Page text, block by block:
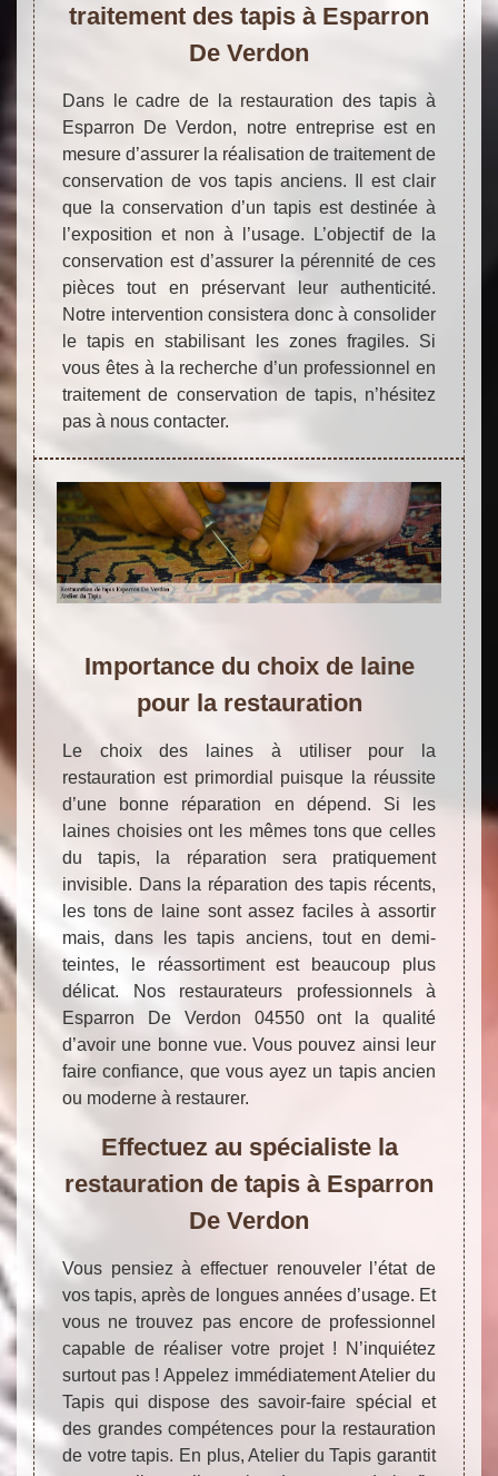
traitement des tapis à Esparron
De Verdon
Dans le cadre de la restauration des tapis à
Esparron De Verdon, notre entreprise est en
mesure d’assurer la réalisation de traitement de
conservation de vos tapis anciens. Il est clair
que la conservation d’un tapis est destinée à
l’exposition et non à l’usage. L’objectif de la
conservation est d’assurer la pérennité de ces
pièces tout en préservant leur authenticité.
Notre intervention consistera donc à consolider
le tapis en stabilisant les zones fragiles. Si
vous êtes à la recherche d’un professionnel en
traitement de conservation de tapis, n’hésitez
pas à nous contacter.
Importance du choix de laine
pour la restauration
Le choix des laines à utiliser pour la
restauration est primordial puisque la réussite
d’une bonne réparation en dépend. Si les
laines choisies ont les mêmes tons que celles
du tapis, la réparation sera pratiquement
invisible. Dans la réparation des tapis récents,
les tons de laine sont assez faciles à assortir
mais, dans les tapis anciens, tout en demi-
teintes, le réassortiment est beaucoup plus
délicat. Nos restaurateurs professionnels à
Esparron De Verdon 04550 ont la qualité
d’avoir une bonne vue. Vous pouvez ainsi leur
faire confiance, que vous ayez un tapis ancien
ou moderne à restaurer.
Effectuez au spécialiste la
restauration de tapis à Esparron
De Verdon
Vous pensiez à effectuer renouveler l’état de
vos tapis, après de longues années d’usage. Et
vous ne trouvez pas encore de professionnel
capable de réaliser votre projet ! N’inquiétez
surtout pas ! Appelez immédiatement Atelier du
Tapis qui dispose des savoir-faire spécial et
des grandes compétences pour la restauration
de votre tapis. En plus, Atelier du Tapis garantit